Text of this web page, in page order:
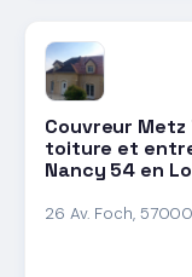
Couvreur Metz
toiture et
Nancy 54 en
26 Av. Foch,